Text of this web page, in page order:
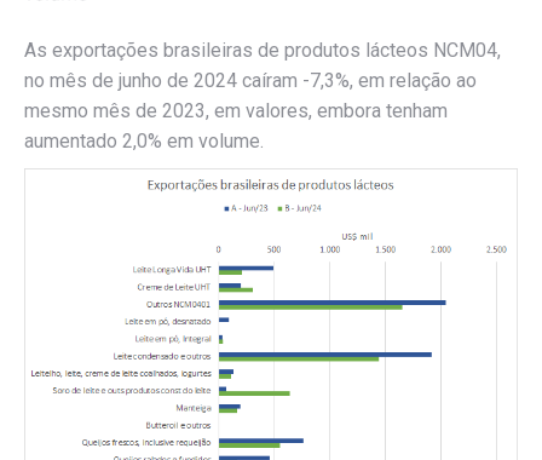
As exportações brasileiras de produtos lácteos NCM04,
no mês de junho de 2024 caíram -7,3%, em relação ao
mesmo mês de 2023, em valores, embora tenham
aumentado 2,0% em volume.